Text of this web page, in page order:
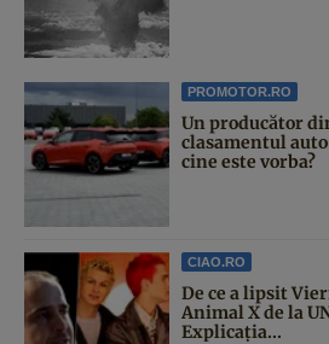
PROMOTOR.RO
Un producător
clasamentul
cine este vorba?
CIAO.RO
De ce a lipsit
Animal X de la
Explicația...